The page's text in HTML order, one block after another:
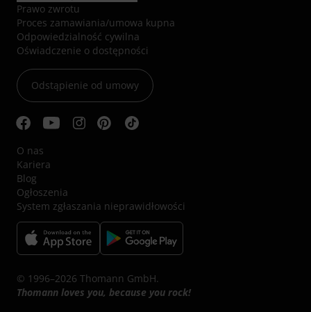
Prawo zwrotu
Proces zamawiania/umowa kupna
Odpowiedzialność cywilna
Oświadczenie o dostępności
Odstąpienie od umowy
O nas
Kariera
Blog
Ogłoszenia
System zgłaszania nieprawidłowości
© 1996–2026 Thomann GmbH.
Thomann loves you, because you rock!